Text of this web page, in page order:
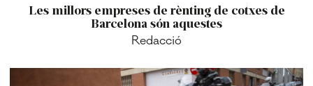
Les millors empreses de rènting de cotxes de
Barcelona són aquestes
Redacció